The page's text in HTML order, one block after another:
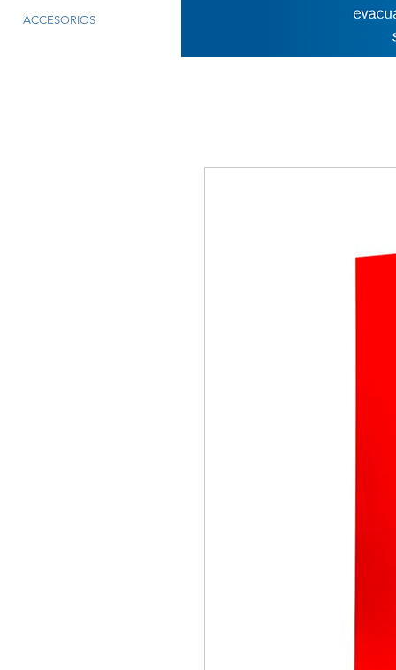
ACCESORIOS